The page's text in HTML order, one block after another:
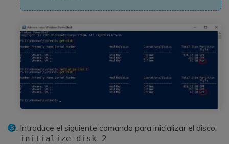
Introduce el siguiente comando para inicializar el disco:
initialize-disk 2